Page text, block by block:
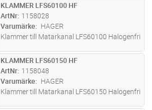
ST Lägg i kundvagn
KLAMMER LFS60100 HF
ArtNr 1158028
Varumärke
HAGER
Klammer till Matarkanal LFS60100 Halogenfri
ST Lägg i kundvagn
KLAMMER LFS60150 HF
ArtNr 1158048
Varumärke
HAGER
Klammer till Matarkanal LFS60150 Halogenfri